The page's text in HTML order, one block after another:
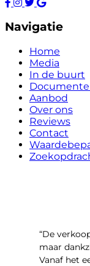
Navigatie
Home
Media
In de buurt
Aanbod
Over ons
Reviews
Contact
“​De
maar
Vanaf het